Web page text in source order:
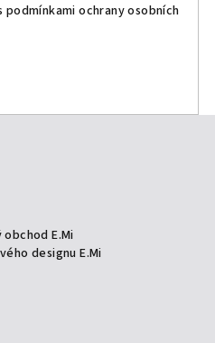
podmínkami ochrany osobních
E.Mi
designu E.Mi